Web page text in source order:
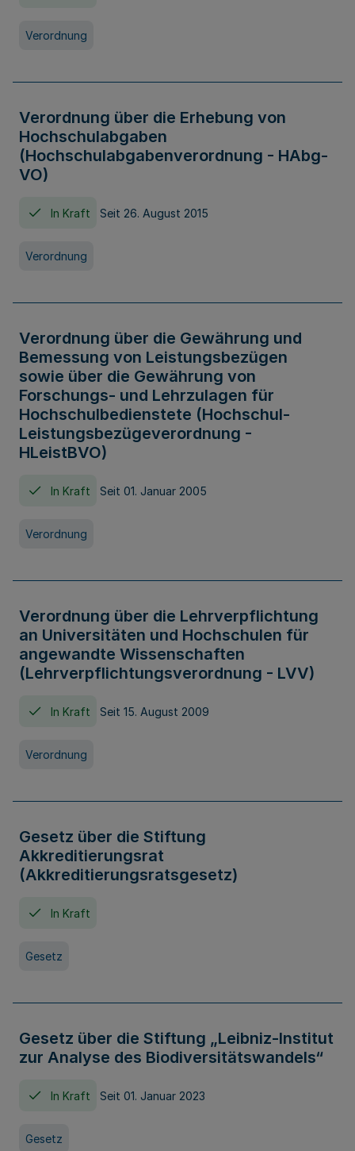
Verordnung
Verordnung über die Erhebung von
Hochschulabgaben
(Hochschulabgabenverordnung - HAbg-
VO)
In Kraft Seit 26. August 2015
Verordnung
Verordnung über die Gewährung und
Bemessung von Leistungsbezügen
sowie über die Gewährung von
Forschungs- und Lehrzulagen für
Hochschulbedienstete (Hochschul-
Leistungsbezügeverordnung -
HLeistBVO)
In Kraft Seit 01. Januar 2005
Verordnung
Verordnung über die Lehrverpflichtung
an Universitäten und Hochschulen für
angewandte Wissenschaften
(Lehrverpflichtungsverordnung - LVV)
In Kraft Seit 15. August 2009
Verordnung
Gesetz über die Stiftung
Akkreditierungsrat
(Akkreditierungsratsgesetz)
In Kraft
Gesetz
Gesetz über die Stiftung „Leibniz-Institut
zur Analyse des Biodiversitätswandels“
In Kraft Seit 01. Januar 2023
Gesetz